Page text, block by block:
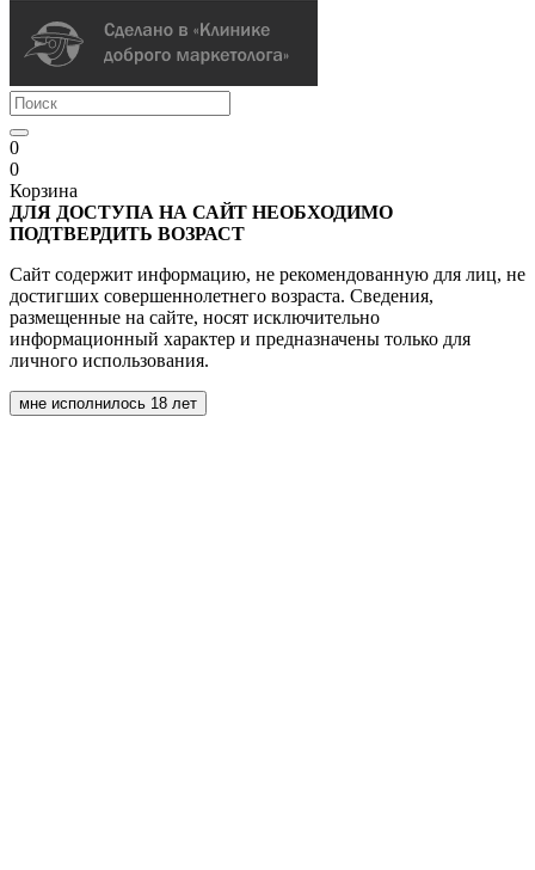
0
0
Корзина
ДЛЯ ДОСТУПА НА САЙТ НЕОБХОДИМО
ПОДТВЕРДИТЬ ВОЗРАСТ
Сайт содержит информацию, не рекомендованную для лиц, не
достигших совершеннолетнего возраста. Сведения,
размещенные на сайте, носят исключительно
информационный характер и предназначены только для
личного использования.
мне исполнилось 18 лет